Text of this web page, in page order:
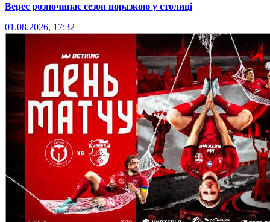
Верес розпочинає сезон поразкою у столиці
01.08.2026, 17:32